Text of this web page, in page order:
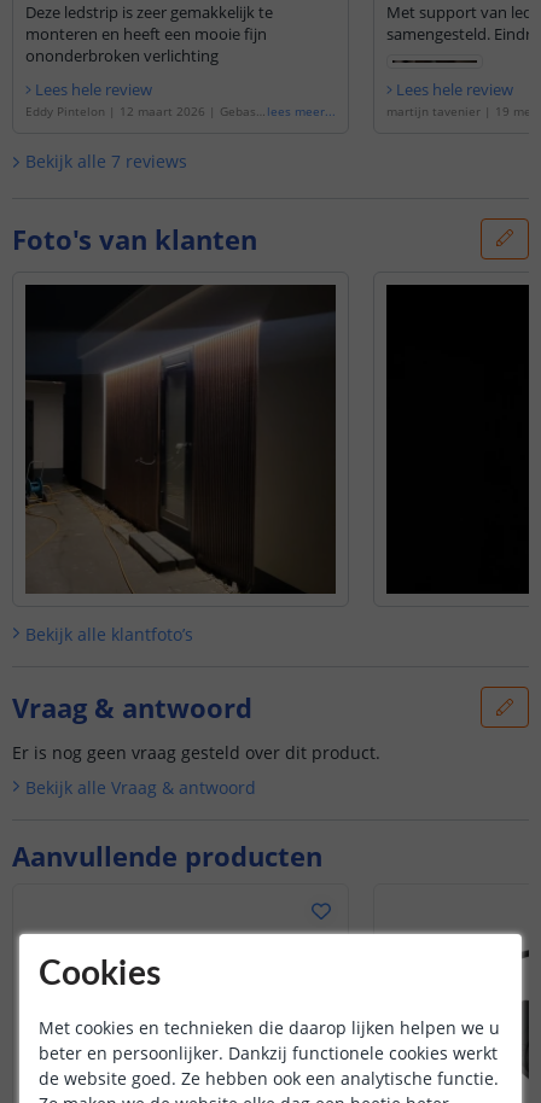
Aanvullende producten
Deze ledstrip is zeer gemakkelijk te
monteren en heeft een mooie fijn
ononderbroken verlichting
Lees hele review
Eddy Pintelon | 12 maart 2026 | Gebase lees meer...
Met support van
Lees hele review
martijn tavenier| 19 mei
Bekijk alle 7 reviews
Foto's van klanten
Bekijk alle klantfoto’s
Vraag & antwoord
Er is nog geen vraag gesteld over dit product.
Bekijk alle Vraag & antwoord
Cookies
Met cookies en technieken die daarop lijken helpen we u
beter en persoonlijker. Dankzij functionele cookies werkt
de website goed. Ze hebben ook een analytische functie.